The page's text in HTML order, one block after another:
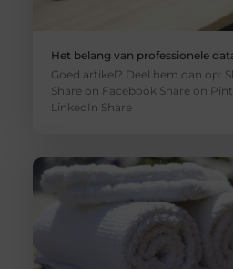
Het belang van professionele
Goed artikel? Deel hem dan op:
Share on Facebook Share on
LinkedIn Share